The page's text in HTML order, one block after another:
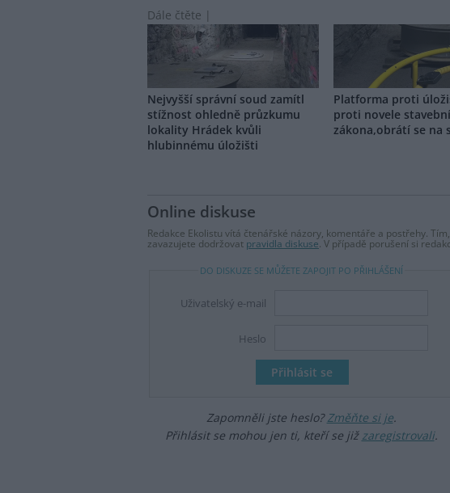
Dále čtěte |
Nejvyšší správní soud zamítl
stížnost ohledně průzkumu
lokality Hrádek kvůli
hlubinnému úložišti
Platforma proti
proti novele
zákona,obrátí se na
Online diskuse
Redakce Ekolistu vítá čtenářské názory, komentáře a postřehy.
zavazujete dodržovat pravidla diskuse. V případě porušení si
DO DISKUZE SE MŮŽETE ZAPOJIT PO PŘIHLÁŠENÍ
Uživatelský e-mail
Heslo
Zapomněli jste heslo?Změňte si je.
Přihlásit se mohou jen ti, kteří se již zaregistrovali.